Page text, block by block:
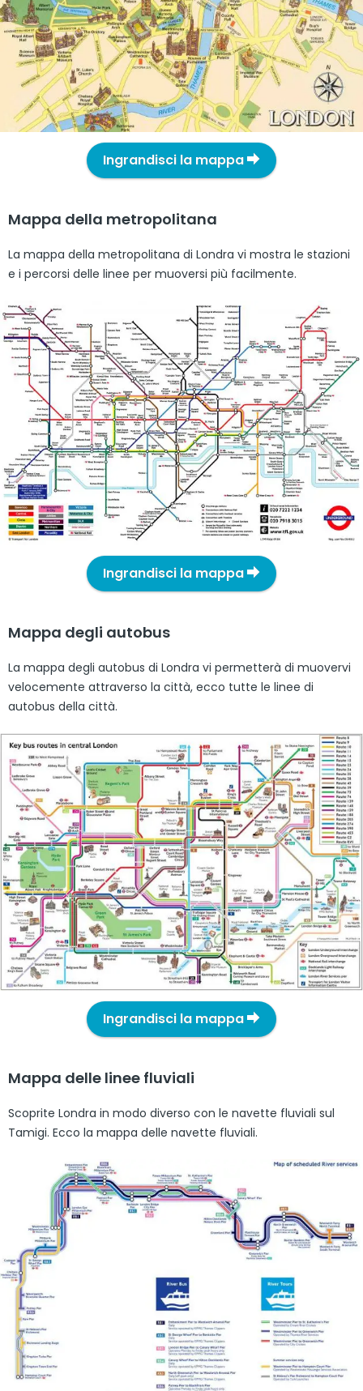
Ingrandisci la mappa
Mappa della metropolitana
La mappa della metropolitana di Londra vi mostra le stazioni
e i percorsi delle linee per muoversi più facilmente.
Ingrandisci la mappa
Mappa degli autobus
La mappa degli autobus di Londra vi permetterà di muovervi
velocemente attraverso la città, ecco tutte le linee di
autobus della città.
Ingrandisci la mappa
Mappa delle linee fluviali
Scoprite Londra in modo diverso con le navette fluviali sul
Tamigi. Ecco la mappa delle navette fluviali.